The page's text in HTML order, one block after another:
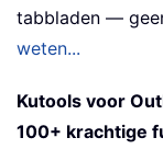
tabbladen —
weten...
Kutools voor
100+ krachtige